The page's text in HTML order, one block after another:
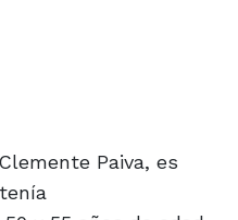
Paiva, es